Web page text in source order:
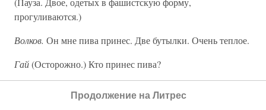
прогуливаются.)
Волков. Он мне пива принес. Две бутылки. Очень теплое.
Гай(Осторожно.) Кто принес пива?
Продолжение на Литрес